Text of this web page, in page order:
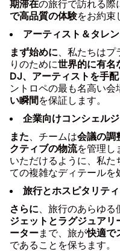
期滞在の旅行で訪れる際
で高品質の体験をお約束
アーティスト＆タレ
まず始めに、私たちはプ
りのために世界的に有名
DJ、アーティストを手配
ントロペの最も名高い
い瞬間 を保証します。
企業向けコンシェル
また、チームは会議の調
クティブの物流を管理し
いただけるように、私
ての複雑なディテールを
旅行とホスピタリティ
さらに、旅行のあらゆる
ジェットとラグジュアリ
ーターまで、旅が快適で
であることを保ちます。